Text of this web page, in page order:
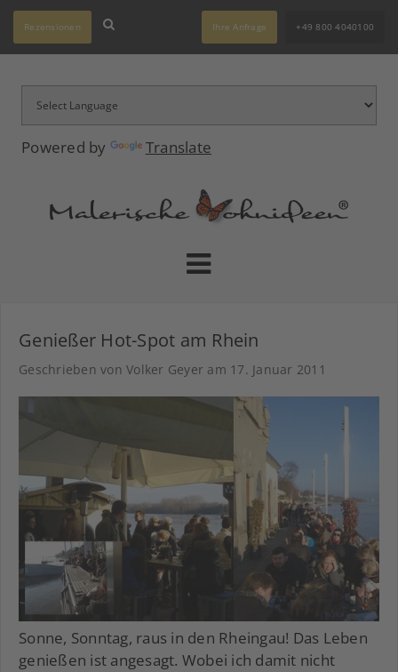
Powered by Translate
Rezensionen Ihre Anfrage +49 800 4040100
Genießer Hot-Spot am Rhein
Geschrieben von Volker Geyer am 17. Januar 2011
Sonne, Sonntag, raus in den Rheingau! Das Leben
genießen ist angesagt. Wobei ich damit nicht